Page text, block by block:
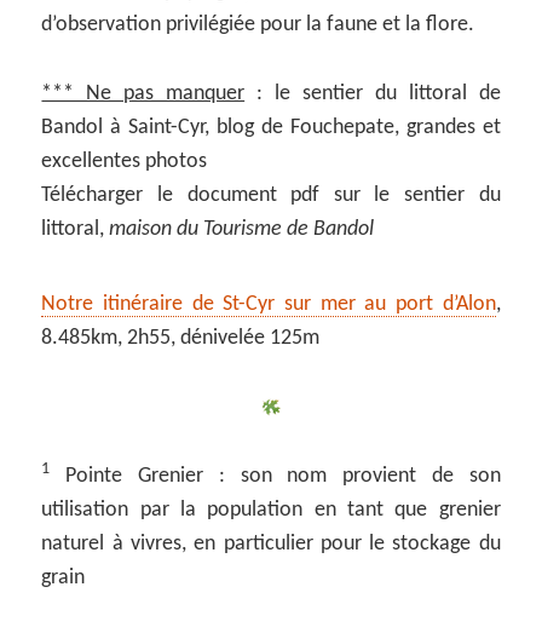
d’observation privilégiée pour la faune et la flore.
*** Ne pas manquer : le sentier du littoral de
Bandol à Saint-Cyr, blog de Fouchepate, grandes et
excellentes photos
Télécharger le document pdf sur le sentier du
littoral,maison du Tourisme de Bandol
Notre itinéraire de St-Cyr sur mer au port d’Alon,
8.485km, 2h55, dénivelée 125m
1
Pointe Grenier : son nom provient de son
utilisation par la population en tant que grenier
naturel à vivres, en particulier pour le stockage du
grain